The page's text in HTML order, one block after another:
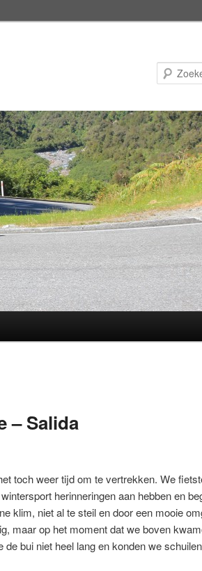
– Salida
toch weer tijd om te vertrekken. We
herinneringen aan hebben en
klim, niet al te steil en door een mooie
maar op het moment dat we boven
bui niet heel lang en konden we